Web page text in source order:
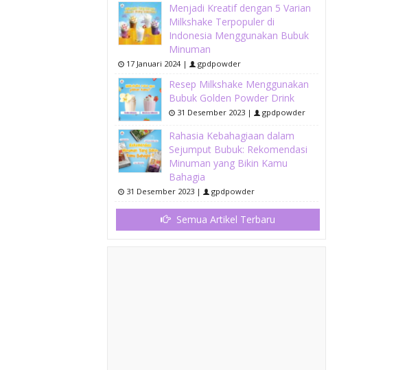
Menjadi Kreatif dengan 5 Varian
Milkshake Terpopuler di
Indonesia Menggunakan Bubuk
Minuman
17 Januari 2024 | gpdpowder
Resep Milkshake Menggunakan
Bubuk Golden Powder Drink
31 Desember 2023 | gpdpowder
Rahasia Kebahagiaan dalam
Sejumput Bubuk: Rekomendasi
Minuman yang Bikin Kamu
Bahagia
31 Desember 2023 | gpdpowder
Semua Artikel Terbaru